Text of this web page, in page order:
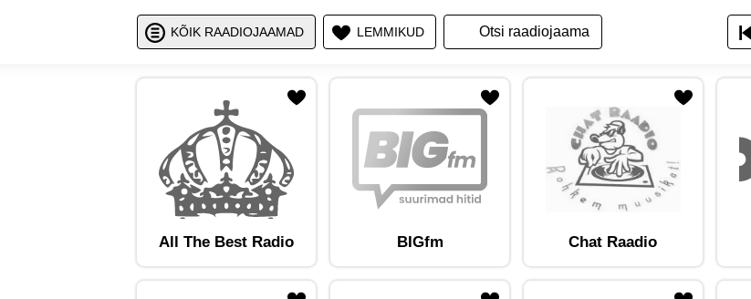
KÕIK RAADIOJAAMAD LEMMIKUD
Näita / peida raadiojaamade nimekirja
Näita raadiojaamu nimekirjana
Näita raadiojaamu ruudustikuna
All The Best Radio BIGfm Chat Raadio
Lisa raadiojaam lemmikute hulkaLisa raadiojaam lemmikute hulkaLisa raadiojaam lemmikute hulka
Lisa raadiojaam lemmikute hulkaLisa raadiojaam lemmikute hulkaLisa raadiojaam lemmikute hulka